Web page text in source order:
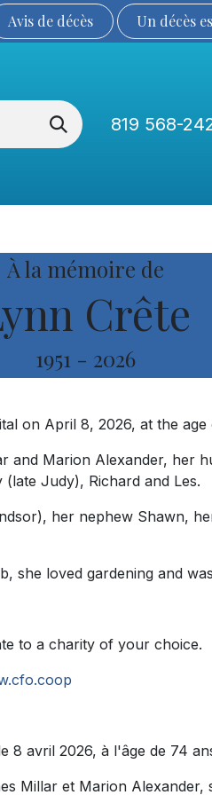
Avis de décès Un décès
819 568-
À la mémoire de
Crête
1951 - 2026
on April 8, 2026, at the age
and Marion Alexander, her
Judy), Richard and Les.
her nephew Shawn,
she loved gardening and
to a charity of your choice.
8 avril 2026, à l'âge de 74
Millar et Marion Alexander,